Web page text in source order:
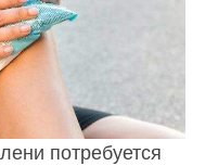
потребуется